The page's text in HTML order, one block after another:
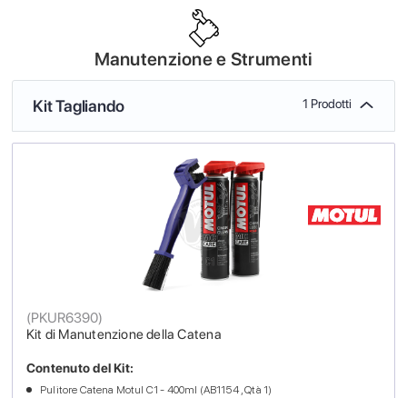
Manutenzione e Strumenti
Kit Tagliando 1 Prodotti
Kit di Manutenzione della Catena
(PKUR6390)
Contenuto del Kit:
Pulitore Catena Motul C1 - 400ml (AB1154 , Qtà 1)